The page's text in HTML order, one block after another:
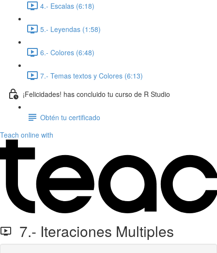
4.- Escalas (6:18)
5.- Leyendas (1:58)
6.- Colores (6:48)
7.- Temas textos y Colores (6:13)
¡Felicidades! has concluido tu curso de R Studio
Obtén tu certificado
Teach online with
7.- Iteraciones Multiples